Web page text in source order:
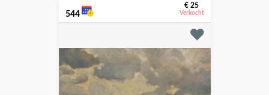
544
€ 25
Verkocht